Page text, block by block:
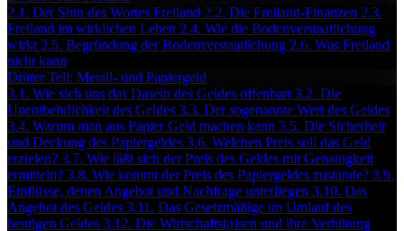
2.1. Der Sinn des Wortes Freiland 2.2. Die Freiland-Finanzen 2.3.
Freiland im wirklichen Leben 2.4. Wie die Bodenverstaatlichung
wirkt 2.5. Begründung der Bodenverstaatlichung 2.6. Was Freiland
nicht kann
Dritter Teil: Metall- und Papiergeld
3.1. Wie sich uns das Dasein des Geldes offenbart 3.2. Die
Unentbehrlichkeit des Geldes 3.3. Der sogenannte Wert des Geldes
3.4. Warum man aus Papier Geld machen kann 3.5. Die Sicherheit
und Deckung des Papiergeldes 3.6. Welchen Preis soll das Geld
erzielen? 3.7. Wie läßt sich der Preis des Geldes mit Genauigkeit
ermitteln? 3.8. Wie kommt der Preis des Papiergeldes zustande? 3.9.
Einflüsse, denen Angebot und Nachfrage unterliegen 3.10. Das
Angebot des Geldes 3.11. Das Gesetzmäßige im Umlauf des
heutigen Geldes 3.12. Die Wirtschaftskrisen und ihre Verhütung